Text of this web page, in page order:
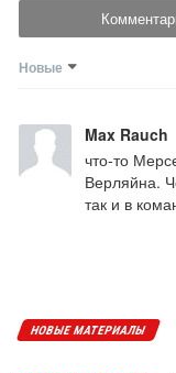
Новые
Max Rauch
что-то
Верляйна.
так и в
НОВЫЕ МАТЕРИАЛЫ